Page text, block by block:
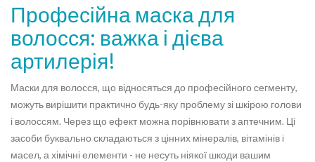
Професійна маска для
волосся: важка і дієва
артилерія!
Маски для волосся, що відносяться до професійного сегменту,
можуть вирішити практично будь-яку проблему зі шкірою голови
і волоссям. Через що ефект можна порівнювати з аптечним. Ці
засоби буквально складаються з цінних мінералів, вітамінів і
масел, а хімічні елементи - не несуть ніякої шкоди вашим